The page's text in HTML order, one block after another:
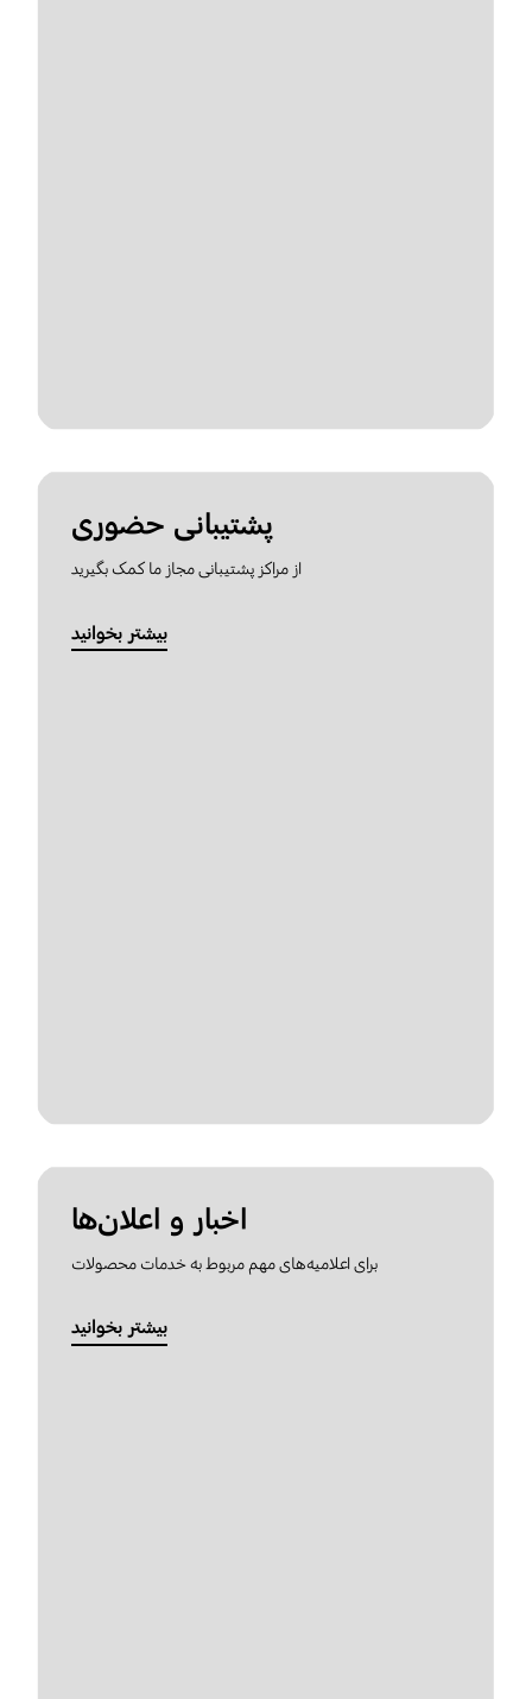
پشتیبانی حضوری
از مراکز پشتیبانی مجاز ما کمک بگیرید
بیشتر بخوانید
اخبار و اعلان‌ها
برای اعلامیه‌های مهم مربوط به خدمات محصولات
بیشتر بخوانید